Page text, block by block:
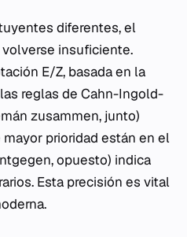
diferentes, el
insuficiente.
E/Z, basada en la
reglas de Cahn-Ingold-
zusammen, junto)
prioridad están en el
, opuesto) indica
Esta precisión es vital